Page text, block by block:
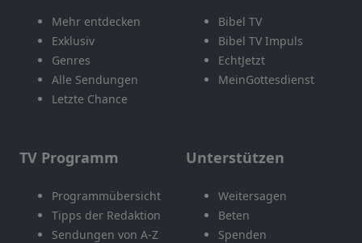
Mehr entdecken
Exklusiv
Genres
Alle Sendungen
Letzte Chance
Bibel TV
Bibel TV Impuls
EchtJetzt
MeinGottesdienst
TV Programm
Programmübersicht
Tipps der Redaktion
Sendungen von A-Z
Unterstützen
Weitersagen
Beten
Spenden